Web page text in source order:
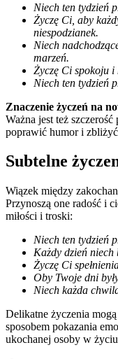
Niech ten tydzień
Życzę Ci, aby
niespodzianek.
Niech
marzeń.
Życzę Ci spokoju
Niech ten tydzień
Znaczenie życzeń na
Ważna jest też
poprawić humor i
Subtelne
Wiązek między
Przynoszą one radość i
miłości i troski:
Niech ten tydzień
Każdy dzień niech
Życzę Ci
Oby Twoje dni
Niech każda
Delikatne życzenia
sposobem pokazania
ukochanej osoby w